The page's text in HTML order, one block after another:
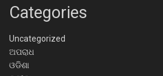
Categories
Uncategorized
ଅପରାଧ
ଓଡିଶା